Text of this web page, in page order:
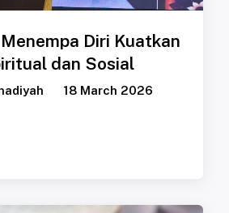
Diri Kuatkan
dan Sosial
18 March 2026